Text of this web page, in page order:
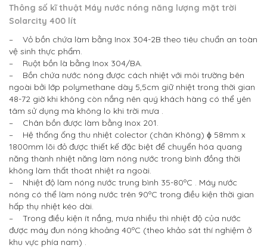
Thông số kĩ thuật Máy nước nóng năng lượng mặt trời
Solarcity 400 lít
– Vỏ bồn chứa làm bằng Inox 304-2B theo tiêu chuẩn an toàn
vệ sinh thực phẩm.
– Ruột bồn là bằng Inox 304/BA.
– Bồn chứa nước nóng được cách nhiệt với môi trường bên
ngoài bởi lớp polymethane dày 5,5cm giữ nhiệt trong thời gian
48-72 giờ khi không còn nắng nên quý khách hàng có thể yên
tâm sử dụng mà không lo khi trời mưa .
– Chân bồn được làm bằng Inox 201.
– Hệ thống ống thu nhiệt colector (chân Không) ϕ 58mm x
1800mm lõi đỏ được thiết kế đặc biệt để chuyển hóa quang
năng thành nhiệt năng làm nóng nước trong bình đồng thời
không làm thất thoát nhiệt ra ngoài.
– Nhiệt độ làm nóng nước trung bình 35-80ºC . Máy nước
nóng có thể làm nóng nước trên 90ºC trong điều kiện thời gian
hấp thụ nhiệt kéo dài.
– Trong điều kiện ít nắng, mưa nhiều thì nhiệt độ của nước
được máy đun nóng khoảng 40ºC (theo khảo sát thí nghiệm ở
khu vực phía nam) .